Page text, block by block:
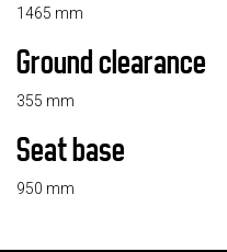
1465 mm
Ground clearance
355 mm
Seat base
950 mm